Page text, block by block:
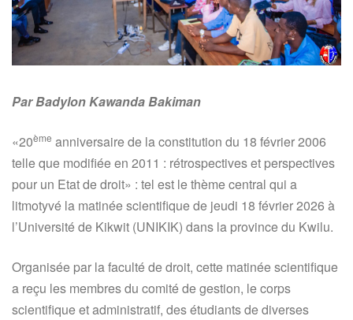
Par Badylon Kawanda Bakiman
«20ème anniversaire de la constitution du 18 février 2006
telle que modifiée en 2011 : rétrospectives et perspectives
pour un Etat de droit» : tel est le thème central qui a
litmotyvé la matinée scientifique de jeudi 18 février 2026 à
l’Université de Kikwit (UNIKIK) dans la province du Kwilu.
Organisée par la faculté de droit, cette matinée scientifique
a reçu les membres du comité de gestion, le corps
scientifique et administratif, des étudiants de diverses